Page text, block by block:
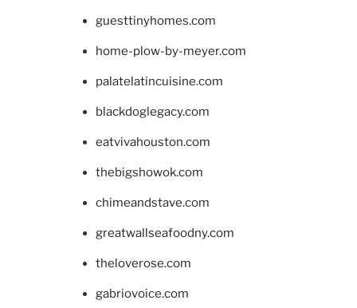
guesttinyhomes.com
home-plow-by-meyer.com
palatelatincuisine.com
blackdoglegacy.com
eatvivahouston.com
thebigshowok.com
chimeandstave.com
greatwallseafoodny.com
theloverose.com
gabriovoice.com